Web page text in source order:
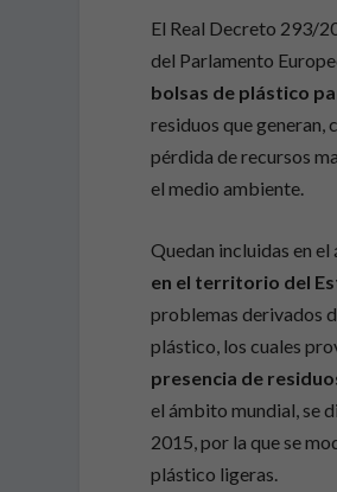
El Real Decreto 293/
del Parlamento
bolsas de plástico
residuos que generan,
pérdida de recursos
el medio ambiente.
Quedan incluidas en
en el territorio del
problemas derivados
plástico, los cuales
presencia de
el ámbito mundial, se
2015, por la que se
plástico ligeras.